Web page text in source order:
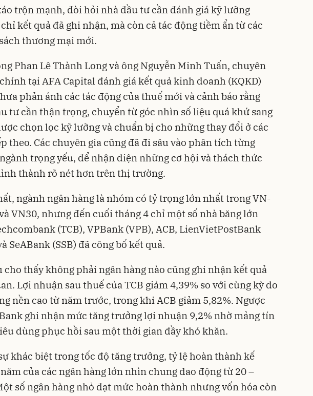
trộn mạnh, đòi hỏi nhà đầu tư cần đánh giá kỹ lưỡng
kết quả đã ghi nhận, mà còn cả tác động tiềm ẩn từ các
thương mại mới.
Phan Lê Thành Long và ông Nguyễn Minh Tuấn, chuyên
tại AFA Capital đánh giá kết quả kinh doanh (KQKD)
phản ánh các tác động của thuế mới và cảnh báo rằng
tư cần thận trọng, chuyển từ góc nhìn số liệu quá khứ sang
chọn lọc kỹ lưỡng và chuẩn bị cho những thay đổi ở các
theo. Các chuyên gia cũng đã đi sâu vào phân tích từng
trọng yếu, để nhận diện những cơ hội và thách thức
thành rõ nét hơn trên thị trường.
ngành ngân hàng là nhóm có tỷ trọng lớn nhất trong VN-
VN30, nhưng đến cuối tháng 4 chỉ một số nhà băng lớn
(TCB), VPBank (VPB), ACB, LienVietPostBank
SeABank (SSB) đã công bố kết quả.
cho thấy không phải ngân hàng nào cũng ghi nhận kết quả
Lợi nhuận sau thuế của TCB giảm 4,39% so với cùng kỳ do
nền cao từ năm trước, trong khi ACB giảm 5,82%. Ngược
ghi nhận mức tăng trưởng lợi nhuận 9,2% nhờ mảng tín
dùng phục hồi sau một thời gian đầy khó khăn.
khác biệt trong tốc độ tăng trưởng, tỷ lệ hoàn thành kế
của các ngân hàng lớn nhìn chung dao động từ 20 –
số ngân hàng nhỏ đạt mức hoàn thành nhưng vốn hóa còn